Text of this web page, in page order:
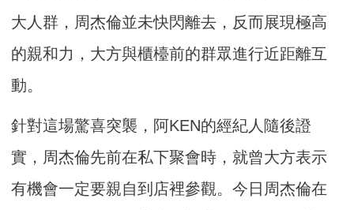
大人群，周杰倫並未快閃離去，反而展現極高
的親和力，大方與櫃檯前的群眾進行近距離互
動。
針對這場驚喜突襲，阿KEN的經紀人隨後證
實，周杰倫先前在私下聚會時，就曾大方表示
有機會一定要親自到店裡參觀。今日周杰倫在